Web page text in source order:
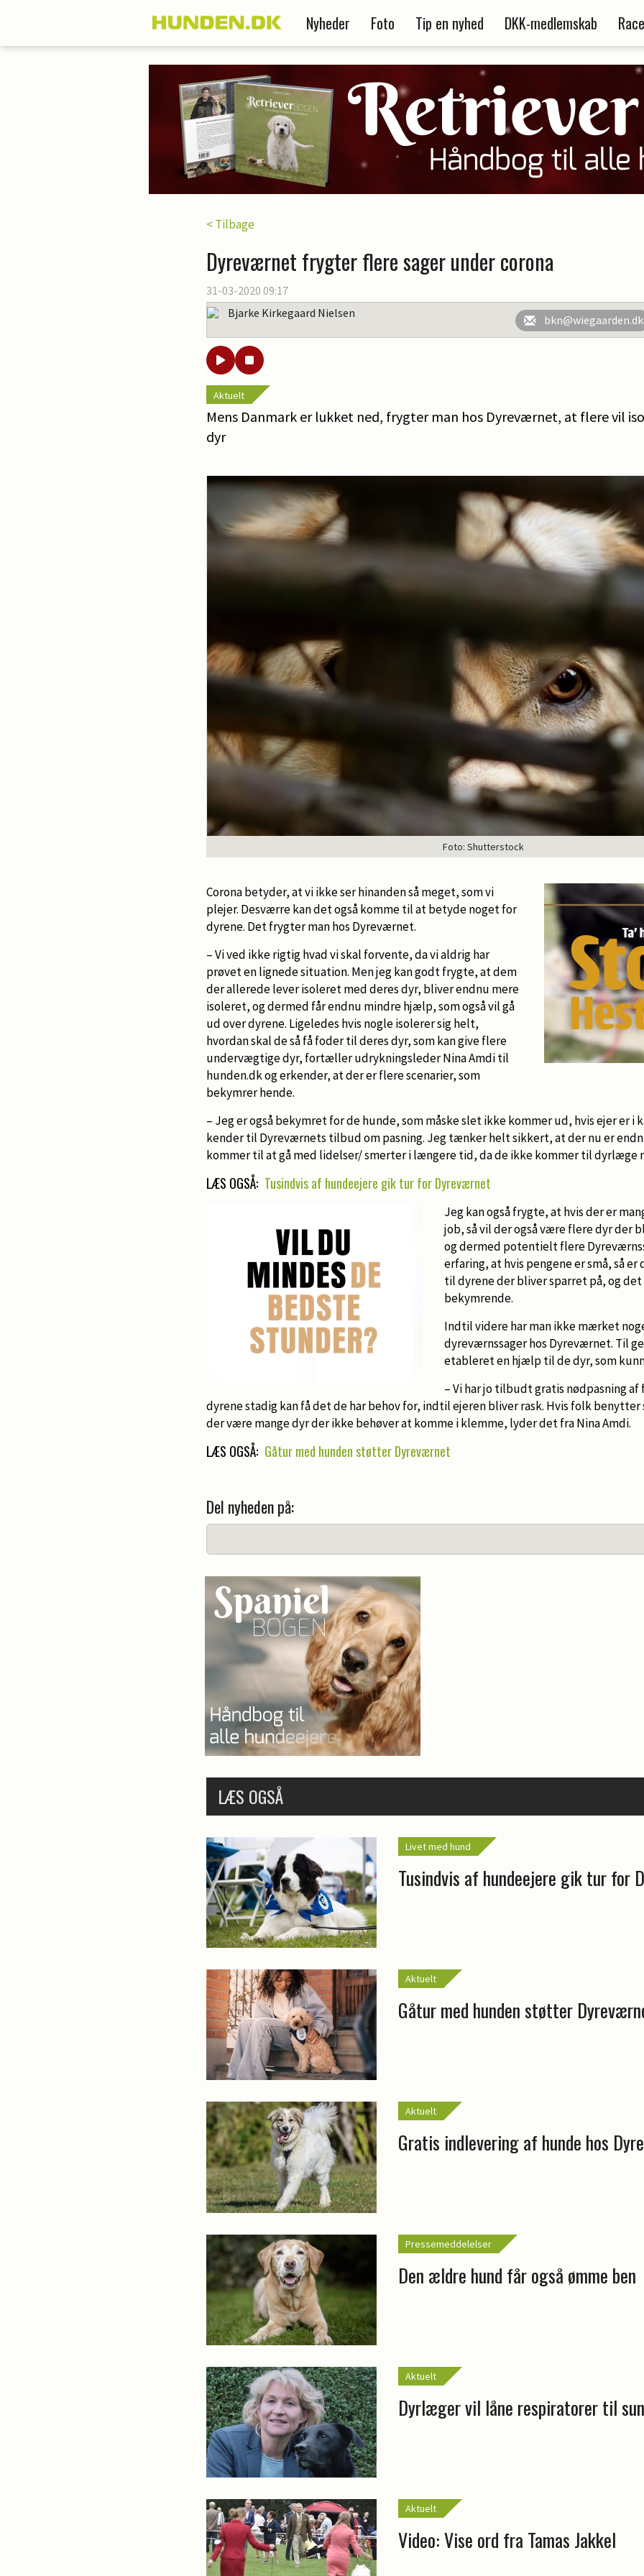
Nyheder Foto Tip en nyhed DKK-medlemskab
< Tilbage
Dyreværnet frygter flere sager under corona
31-03-2020 09:17
Bjarke Kirkegaard Nielsen
bkn@wiegaarden.dk
Aktuelt
Mens Danmark er lukket ned, frygter man hos Dyreværnet, at flere vil
dyr
Foto: Shutterstock
Corona betyder, at vi ikke ser hinanden så meget, som vi
plejer. Desværre kan det også komme til at betyde noget for
dyrene. Det frygter man hos Dyreværnet.
– Vi ved ikke rigtig hvad vi skal forvente, da vi aldrig har
prøvet en lignede situation. Men jeg kan godt frygte, at dem
der allerede lever isoleret med deres dyr, bliver endnu mere
isoleret, og dermed får endnu mindre hjælp, som også vil gå
ud over dyrene. Ligeledes hvis nogle isolerer sig helt,
hvordan skal de så få foder til deres dyr, som kan give flere
undervægtige dyr, fortæller udrykningsleder Nina Amdi til
hunden.dk og erkender, at der er flere scenarier, som
bekymrer hende.
– Jeg er også bekymret for de hunde, som måske slet ikke kommer ud, hvis ejer er i
kender til Dyreværnets tilbud om pasning. Jeg tænker helt sikkert, at der nu er
kommer til at gå med lidelser/ smerter i længere tid, da de ikke kommer til dyrlæge
LÆS OGSÅ: Tusindvis af hundeejere gik tur for Dyreværnet
Jeg kan også frygte, at hvis der er
job, så vil der også være flere dyr der
og dermed potentielt flere
erfaring, at hvis pengene er små, så
til dyrene der bliver sparret på, og
bekymrende.
Indtil videre har man ikke mærket
dyreværnssager hos Dyreværnet. Til
etableret en hjælp til de dyr, som
– Vi har jo tilbudt gratis nødpasning
dyrene stadig kan få det de har behov for, indtil ejeren bliver rask. Hvis folk
der være mange dyr der ikke behøver at komme i klemme, lyder det fra Nina Amdi.
LÆS OGSÅ: Gåtur med hunden støtter Dyreværnet
Del nyheden på:
LÆS OGSÅ
Livet med hund
Tusindvis af hundeejere gik tur for
Aktuelt
Gåtur med hunden støtter
Aktuelt
Gratis indlevering af hunde hos
Pressemeddelelser
Den ældre hund får også ømme ben
Aktuelt
Dyrlæger vil låne respiratorer til
Aktuelt
Video: Vise ord fra Tamas Jakkel